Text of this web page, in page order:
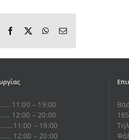
Facebook WhatsApp
Email
11:00 – 19:00
12:00 – 20:00
– 19:00
12:00 – 20:00